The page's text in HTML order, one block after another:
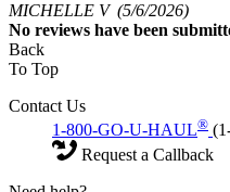
MICHELLE V (5/6/2026)
No reviews have been
Back
To Top
Contact Us
1-800-GO-U-HAUL®
Request a Callback